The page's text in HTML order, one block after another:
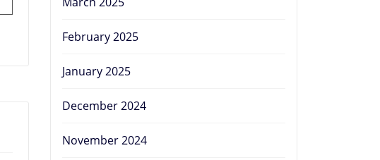
February 2025
January 2025
December 2024
November 2024